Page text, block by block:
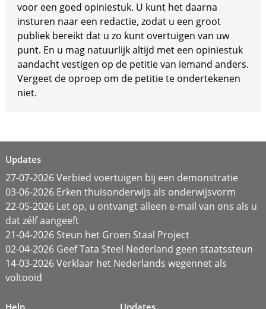
voor een goed opiniestuk. U kunt het daarna
insturen naar een redactie, zodat u een groot
publiek bereikt dat u zo kunt overtuigen van uw
punt. En u mag natuurlijk altijd met een opiniestuk
aandacht vestigen op de petitie van iemand anders.
Vergeet de oproep om de petitie te ondertekenen
niet.
Updates
27-07-2026 Verbied voertuigen bij een demonstratie
03-06-2026 Erken thuisonderwijs als onderwijsvorm
22-05-2026 Let op, u ontvangt alleen e-mail van ons als u
dat zélf aangeeft
21-04-2026 Steun het Groen Staal Project
02-04-2026 Geef Tata Steel Nederland geen staatssteun
14-03-2026 Verklaar het Nederlands wegennet als
voltooid
Help Updates